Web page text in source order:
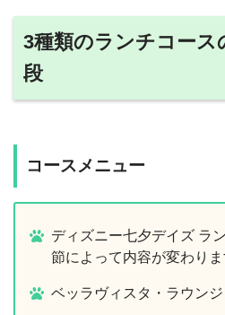
3種類のランチコース
段
コースメニュー
ディズニー七夕デイズ ラ
節によって内容が変わりま
ベッラヴィスタ・ラウン